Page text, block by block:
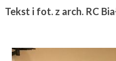
Tekst i fot. z arch. RC